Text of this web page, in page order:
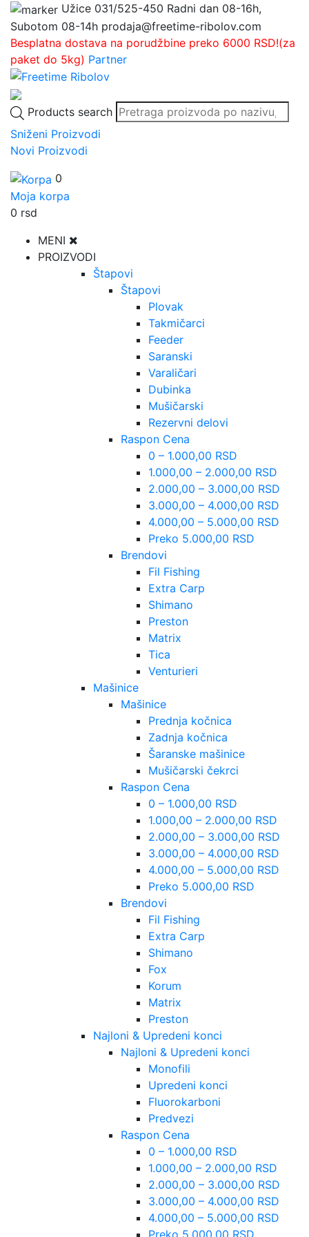
Užice 031/525-450 Radni dan 08-16h,
Subotom 08-14h prodaja@freetime-ribolov.com
Besplatna dostava na porudžbine preko 6000 RSD!(za
paket do 5kg) Partner
Products search
Sniženi Proizvodi
Novi Proizvodi
0
Moja korpa
0 rsd
MENI
PROIZVODI
Štapovi
Štapovi
Plovak
Takmičarci
Feeder
Saranski
Varaličari
Dubinka
Mušičarski
Rezervni delovi
Raspon Cena
0 – 1.000,00 RSD
1.000,00 – 2.000,00 RSD
2.000,00 – 3.000,00 RSD
3.000,00 – 4.000,00 RSD
4.000,00 – 5.000,00 RSD
Preko 5.000,00 RSD
Brendovi
Fil Fishing
Extra Carp
Shimano
Preston
Matrix
Tica
Venturieri
Mašinice
Mašinice
Prednja kočnica
Zadnja kočnica
Šaranske mašinice
Mušičarski čekrci
Raspon Cena
0 – 1.000,00 RSD
1.000,00 – 2.000,00 RSD
2.000,00 – 3.000,00 RSD
3.000,00 – 4.000,00 RSD
4.000,00 – 5.000,00 RSD
Preko 5.000,00 RSD
Brendovi
Fil Fishing
Extra Carp
Shimano
Fox
Korum
Matrix
Preston
Najloni & Upredeni konci
Najloni & Upredeni konci
Monofili
Upredeni konci
Fluorokarboni
Predvezi
Raspon Cena
0 – 1.000,00 RSD
1.000,00 – 2.000,00 RSD
2.000,00 – 3.000,00 RSD
3.000,00 – 4.000,00 RSD
4.000,00 – 5.000,00 RSD
Preko 5.000,00 RSD